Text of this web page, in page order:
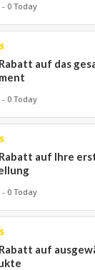
- 0 Today
auf das
- 0 Today
auf Ihre
- 0 Today
auf